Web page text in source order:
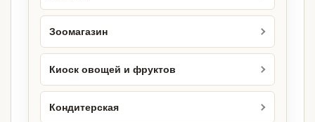
Зоомагазин
Киоск овощей и фруктов
Кондитерская